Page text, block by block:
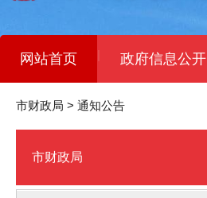
网站首页 | 政府信息公开
市财政局 > 通知公告
市财政局